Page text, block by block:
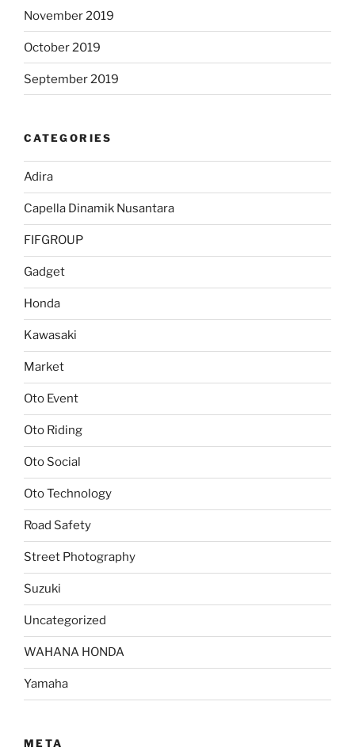
November 2019
October 2019
September 2019
CATEGORIES
Adira
Capella Dinamik Nusantara
FIFGROUP
Gadget
Honda
Kawasaki
Market
Oto Event
Oto Riding
Oto Social
Oto Technology
Road Safety
Street Photography
Suzuki
Uncategorized
WAHANA HONDA
Yamaha
META